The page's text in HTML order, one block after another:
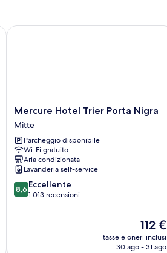
Mercure
Hotel
Trier
Porta
Nigra
Mitte
Mercure Hotel Trier Porta Nigra
Mitte
Parcheggio disponibile
Wi-Fi gratuito
Aria condizionata
Lavanderia self-service
8.6
su
8,6 Eccellente
1.013 recensioni
Il
prezzo
attuale
112 €
tasse e oneri inclusi
30 ago - 31 ago
Mercure Hotel Trier Porta Nigra